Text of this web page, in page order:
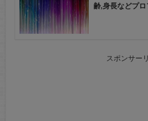
齢,身長などプロ
スポンサー